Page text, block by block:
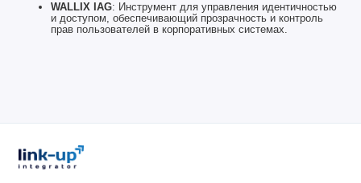
WALLIX IAG: Инструмент для управления идентичностью
и доступом, обеспечивающий прозрачность и контроль
прав пользователей в корпоративных системах.